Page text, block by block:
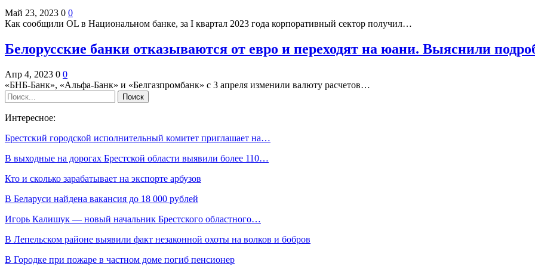
Май 23, 2023 0 0
Как сообщили OL в Национальном банке, за I квартал 2023 года корпоративный сектор получил…
Белорусские банки отказываются от евро и переходят на юани. Выяснили
Апр 4, 2023 0 0
«БНБ-Банк», «Альфа-Банк» и «Белгазпромбанк» с 3 апреля изменили валюту расчетов…
Интересное:
Брестский городской исполнительный комитет приглашает на…
В выходные на дорогах Брестской области выявили более 110…
Кто и сколько зарабатывает на экспорте арбузов
В Беларуси найдена вакансия до 18 000 рублей
Игорь Калишук — новый начальник Брестского областного…
В Лепельском районе выявили факт незаконной охоты на волков и бобров
В Городке при пожаре в частном доме погиб пенсионер